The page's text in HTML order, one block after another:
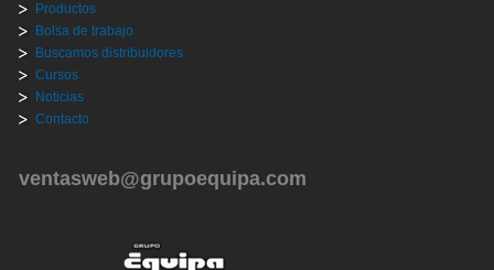
Productos
Bolsa de trabajo
Buscamos distribuidores
Cursos
Noticias
Contacto
ventasweb@grupoequipa.com